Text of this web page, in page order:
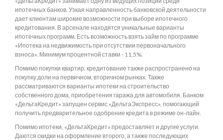
ипотечных банков. Узкая направленность банковской деятельности
дает клиентам широкие возможности при выборе ипотечного
кредитования. В арсенале находятся уникальные варианты
ипотечных программ. Есть возможность взять займ по программе
«Ипотека на недвижимость при отсутствии первоначального
взноса». Минимум процентной ставки - 11,5%.
Помимо покупки квартир, кредитование также распространено на
покупку доли на первичном, вторичном рынках. Также
рассматриваются варианты ипотеки на строительство
собственного дома, приобретения гаража для автомобиля. Банком
«ДельтаКредит» запущен сервис «ДельтаЭкспресс», помогающий
получить предварительное одобрение кредита в режиме он-лайн.
Помимо ипотеки, «ДельтаКредит» предоставляет и другие услуги.
Даются скидки на оформление второго, а также последующих